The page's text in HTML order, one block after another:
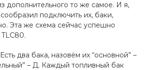
дополнительного то же самое. И я,
подключить их, баки,
Эта же схема сейчас успешно
два бака, назовём их “основной” –
– Д. Каждый топливный бак